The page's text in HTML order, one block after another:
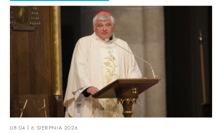
08:04 | 6 SIERPNIA 2026